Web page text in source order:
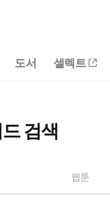
도서 셀렉트
검색
웹툰